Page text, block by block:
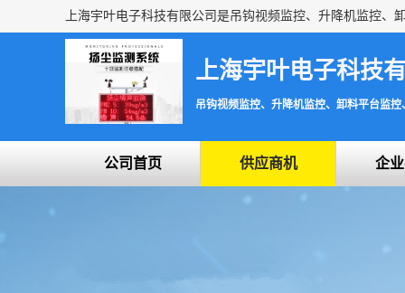
上海宇叶电子科技
吊钩视频监控、升降机监控、卸料平台监
公司首页 供应商机 企